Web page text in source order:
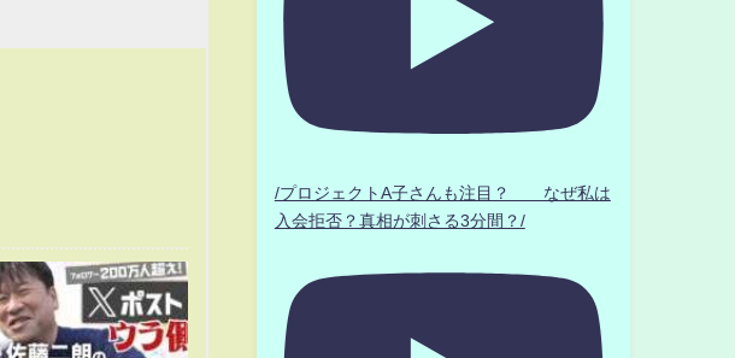
/プロジェクトA子さんも注目？ なぜ私は
入会拒否？真相が刺さる3分間？/